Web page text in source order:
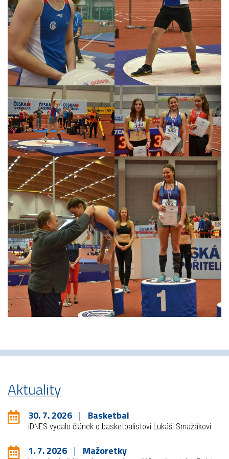
Aktuality
30. 7. 2026 Basketbal
iDNES vydalo článek o basketbalistovi Lukáši Smažákovi
1. 7. 2026 Mažoretky